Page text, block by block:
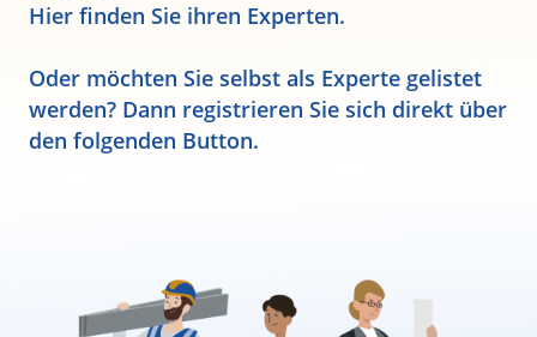
Hier finden Sie ihren Experten.
Oder möchten Sie selbst als Experte gelistet
werden? Dann registrieren Sie sich direkt über
den folgenden Button.